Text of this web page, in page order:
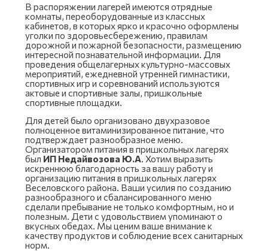
В распоряжении лагерей имеются отрядные
комнаты, переоборудованные из классных
кабинетов, в которых ярко и красочно оформлены
уголки по здоровьесбережению, правилам
дорожной и пожарной безопасности, размещению
интересной познавательной информации. Для
проведения общелагерных культурно-массовых
мероприятий, ежедневной утренней гимнастики,
спортивных игр и соревнований используются
актовые и спортивные залы, пришкольные
спортивные площадки.
Для детей было организовано двухразовое
полноценное витаминизированное питание, что
подтверждает разнообразное меню.
Организатором питания в пришкольных лагерях
был ИП Недайвозова Ю.А. Хотим выразить
искреннюю благодарность за вашу работу и
организацию питания в пришкольных лагерях
Веселовского района. Ваши усилия по созданию
разнообразного и сбалансированного меню
сделали пребывание не только комфортным, но и
полезным. Дети с удовольствием упоминают о
вкусных обедах. Мы ценим ваше внимание к
качеству продуктов и соблюдение всех санитарных
норм.